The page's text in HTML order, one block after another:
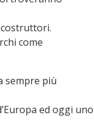
come
sempre più
ed oggi uno